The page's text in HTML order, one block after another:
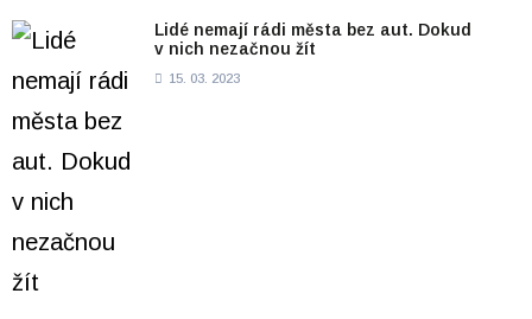
Lidé nemají rádi města bez aut. Dokud
v nich nezačnou žít
15. 03. 2023